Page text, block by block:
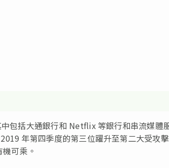
包括大通銀行和 Netflix 等銀行和串流媒體
年第四季度的第三位躍升至第二大受攻
可乘。